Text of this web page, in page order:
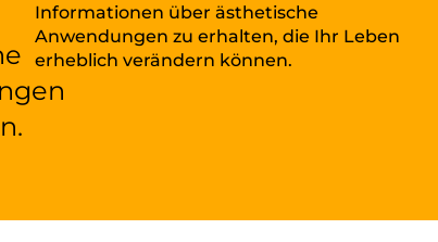
Informationen über ästhetische
Anwendungen zu erhalten, die Ihr Leben
erheblich verändern können.